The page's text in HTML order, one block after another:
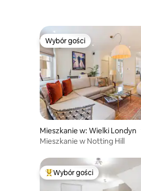
Wybór gości
Wybór gości
Mieszkanie w: Wielki Londyn
Mieszkanie w Notting Hill
Najpopularniejsze z kategorii
Wybór gości